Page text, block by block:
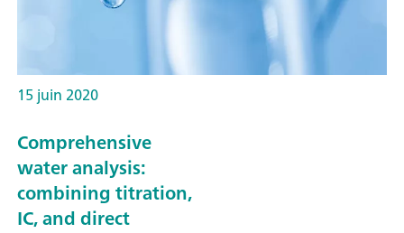
15 juin 2020
Comprehensive
water analysis:
combining titration,
IC, and direct